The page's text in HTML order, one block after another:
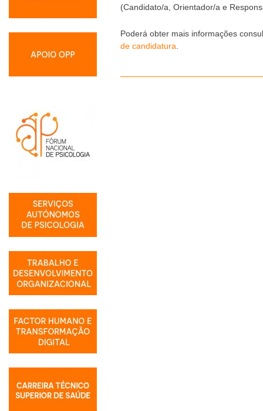
(Candidato/a, Orientador/a e
Poderá obter mais informações
de candidatura